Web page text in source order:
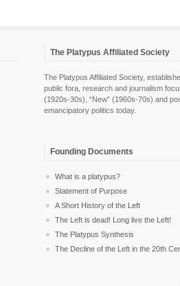
The Platypus Affiliated Society
The Platypus Affiliated Society,
public fora, research and journalism
(1920s-30s), “New” (1960s-70s) and
emancipatory politics today.
Founding Documents
What is a platypus?
Statement of Purpose
A Short History of the Left
The Left is dead! Long live the Left!
The Platypus Synthesis
The Decline of the Left in the 20th